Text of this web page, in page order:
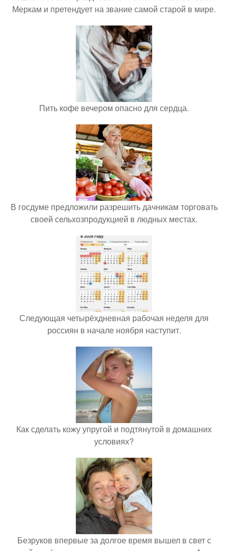
Меркам и претендует на звание самой старой в мире.
Пить кофе вечером опасно для сердца.
В госдуме предложили разрешить дачникам торговать
своей сельхозпродукцией в людных местах.
Следующая четырёхдневная рабочая неделя для
россиян в начале ноября наступит.
Как сделать кожу упругой и подтянутой в домашних
условиях?
Безруков впервые за долгое время вышел в свет с